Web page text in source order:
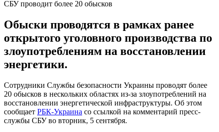
СБУ проводит более 20 обысков
Обыски проводятся в рамках ранее
открытого уголовного производства по
злоупотреблениям на восстановлении
энергетики.
Сотрудники Службы безопасности Украины проводят более
20 обысков в нескольких областях из-за злоупотреблений на
восстановлении энергетической инфраструктуры. Об этом
сообщает РБК-Украина со ссылкой на комментарий пресс-
службы СБУ во вторник, 5 сентября.